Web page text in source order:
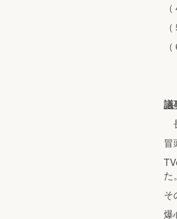
議
冒
た。
そ
爆